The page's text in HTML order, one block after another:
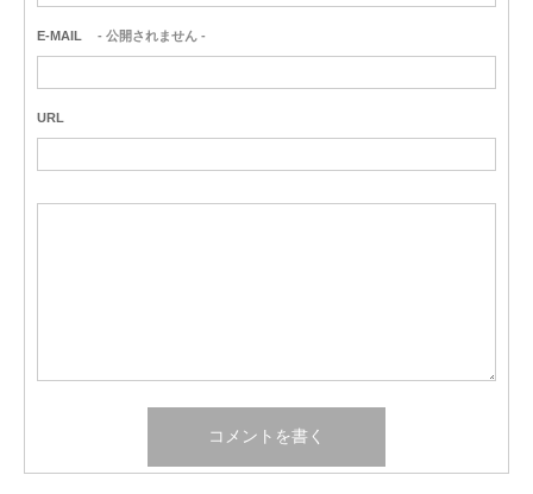
E-MAIL - 公開されません -
URL